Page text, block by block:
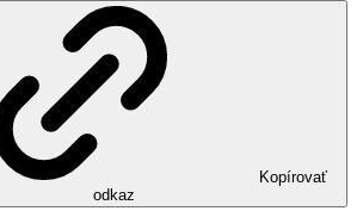
Kopírovať
odkaz